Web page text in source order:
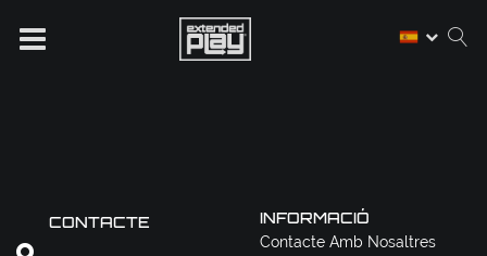
CONTACTE INFORMACIÓ
Contacte Amb Nosaltres